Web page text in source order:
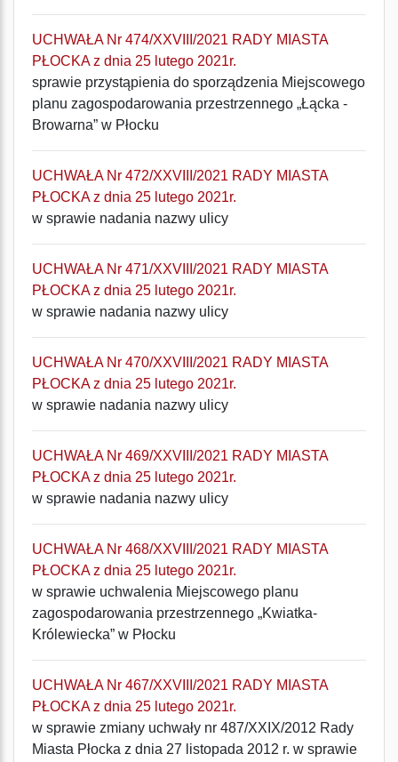
UCHWAŁA Nr 474/XXVIII/2021 RADY MIASTA
PŁOCKA z dnia 25 lutego 2021r.
sprawie przystąpienia do sporządzenia Miejscowego
planu zagospodarowania przestrzennego „Łącka -
Browarna” w Płocku
UCHWAŁA Nr 472/XXVIII/2021 RADY MIASTA
PŁOCKA z dnia 25 lutego 2021r.
w sprawie nadania nazwy ulicy
UCHWAŁA Nr 471/XXVIII/2021 RADY MIASTA
PŁOCKA z dnia 25 lutego 2021r.
w sprawie nadania nazwy ulicy
UCHWAŁA Nr 470/XXVIII/2021 RADY MIASTA
PŁOCKA z dnia 25 lutego 2021r.
w sprawie nadania nazwy ulicy
UCHWAŁA Nr 469/XXVIII/2021 RADY MIASTA
PŁOCKA z dnia 25 lutego 2021r.
w sprawie nadania nazwy ulicy
UCHWAŁA Nr 468/XXVIII/2021 RADY MIASTA
PŁOCKA z dnia 25 lutego 2021r.
w sprawie uchwalenia Miejscowego planu
zagospodarowania przestrzennego „Kwiatka-
Królewiecka” w Płocku
UCHWAŁA Nr 467/XXVIII/2021 RADY MIASTA
PŁOCKA z dnia 25 lutego 2021r.
w sprawie zmiany uchwały nr 487/XXIX/2012 Rady
Miasta Płocka z dnia 27 listopada 2012 r. w sprawie